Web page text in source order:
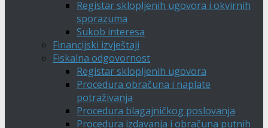
Registar sklopljenih ugovora i okvirnih
sporazuma
Sukob interesa
Financijski izvještaji
Fiskalna odgovornost
Registar sklopljenih ugovora
Procedura obračuna i naplate
potraživanja
Procedura blagajničkog poslovanja
Procedura izdavanja i obračuna putnih